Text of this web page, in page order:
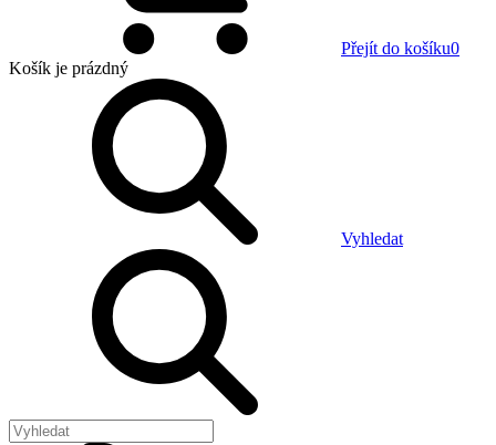
Přejít do košíku0
Košík je prázdný
Vyhledat